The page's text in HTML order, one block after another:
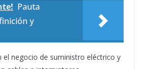
Pauta
y
el negocio de suministro eléctrico y